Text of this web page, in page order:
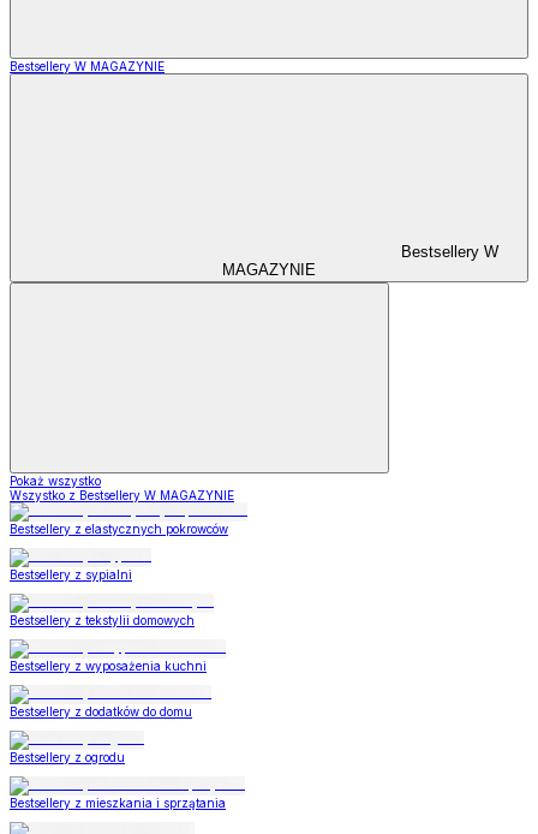
Bestsellery W MAGAZYNIE
Bestsellery W
MAGAZYNIE
Pokaż wszystko
Wszystko z Bestsellery W MAGAZYNIE
Bestsellery z elastycznych pokrowców
Bestsellery z sypialni
Bestsellery z tekstylii domowych
Bestsellery z wyposażenia kuchni
Bestsellery z dodatków do domu
Bestsellery z ogrodu
Bestsellery z mieszkania i sprzątania